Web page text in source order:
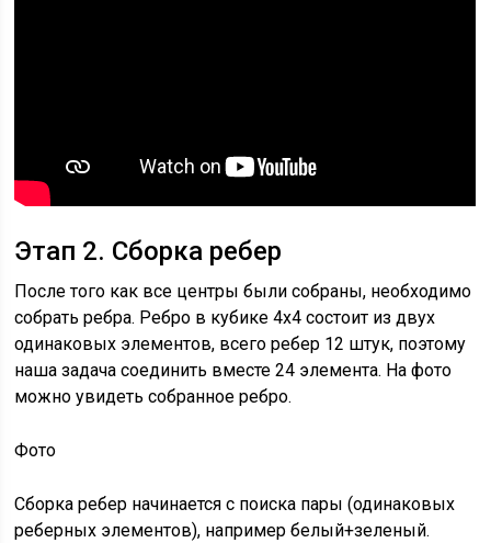
Этап 2. Сборка ребер
После того как все центры были собраны, необходимо
собрать ребра. Ребро в кубике 4х4 состоит из двух
одинаковых элементов, всего ребер 12 штук, поэтому
наша задача соединить вместе 24 элемента. На фото
можно увидеть собранное ребро.
Фото
Сборка ребер начинается с поиска пары (одинаковых
реберных элементов), например белый+зеленый.